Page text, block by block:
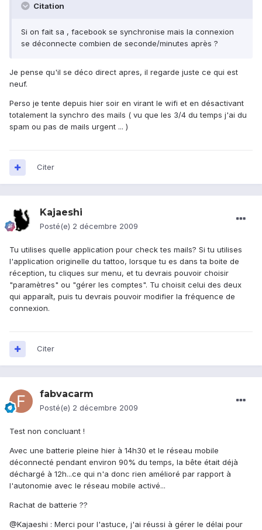
Citation
Si on fait sa , facebook se synchronise mais la connexion
se déconnecte combien de seconde/minutes après ?
Je pense qu'il se déco direct apres, il regarde juste ce qui est
neuf.
Perso je tente depuis hier soir en virant le wifi et en désactivant
totalement la synchro des mails ( vu que les 3/4 du temps j'ai du
spam ou pas de mails urgent ... )
Citer
Kajaeshi
Posté(e) 2 décembre 2009
Tu utilises quelle application pour check tes mails? Si tu utilises
l'application originelle du tattoo, lorsque tu es dans ta boite de
réception, tu cliques sur menu, et tu devrais pouvoir choisir
"paramètres" ou "gérer les comptes". Tu choisit celui des deux
qui apparaît, puis tu devrais pouvoir modifier la fréquence de
connexion.
Citer
fabvacarm
Posté(e) 2 décembre 2009
Test non concluant !
Avec une batterie pleine hier à 14h30 et le réseau mobile
déconnecté pendant environ 90% du temps, la bête était déjà
déchargé à 12h...ce qui n'a donc rien amélioré par rapport à
l'autonomie avec le réseau mobile activé...
Rachat de batterie ??
@Kajaeshi : Merci pour l'astuce, j'ai réussi à gérer le délai pour